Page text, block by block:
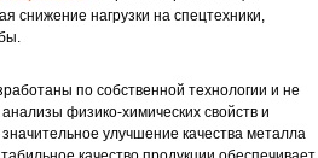
снижение нагрузки на спецтехники,
по собственной технологии и не
физико-химических свойств и
улучшение качества металла